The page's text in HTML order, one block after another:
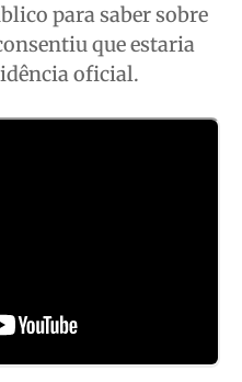
para saber sobre
que estaria
oficial.